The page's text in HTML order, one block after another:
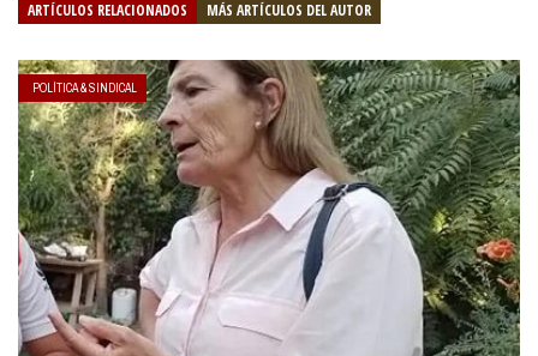
ARTÍCULOS RELACIONADOS MÁS ARTÍCULOS DEL AUTOR
POLÍTICA & SINDICAL